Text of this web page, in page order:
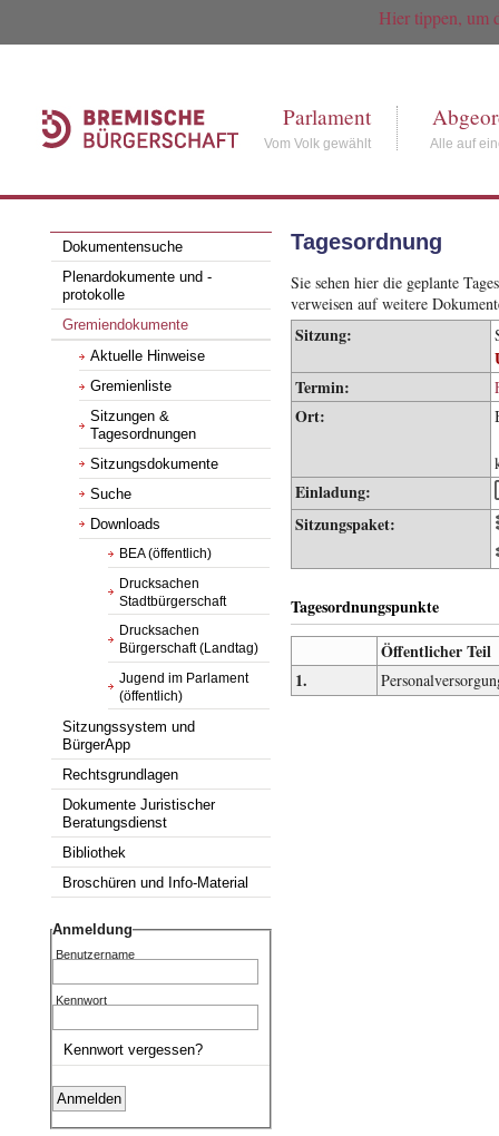
Hier tippen, um
Parlament
Vom Volk gewählt Alle auf
Dokumentensuche
Plenardokumente und -
protokolle
Gremiendokumente
Aktuelle Hinweise
Gremienliste
Sitzungen &
Tagesordnungen
Sitzungsdokumente
Suche
Downloads
BEA (öffentlich)
Drucksachen
Stadtbürgerschaft
Drucksachen
Bürgerschaft (Landtag)
Jugend im Parlament
(öffentlich)
Sitzungssystem und
BürgerApp
Rechtsgrundlagen
Dokumente Juristischer
Beratungsdienst
Bibliothek
Broschüren und Info-Material
Anmeldung
Benutzername
Kennwort
Kennwort vergessen?
Tagesordnung
Sie sehen hier die geplante
verweisen auf weitere
Sitzung:
Termin:
Ort:
Einladung:
Sitzungspaket:
Tagesordnungspunkte
Öffentlicher Teil
1.